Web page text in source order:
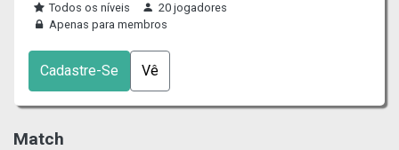
Todos os níveis
20 jogadores
Apenas para membros
Cadastre-Se Vê
Match